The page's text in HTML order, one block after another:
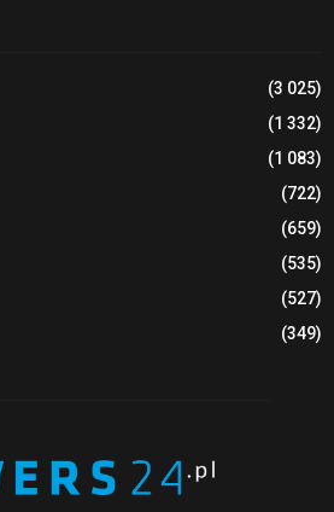
(3 025)
(1 332)
(1 083)
(722)
(659)
(535)
(527)
(349)